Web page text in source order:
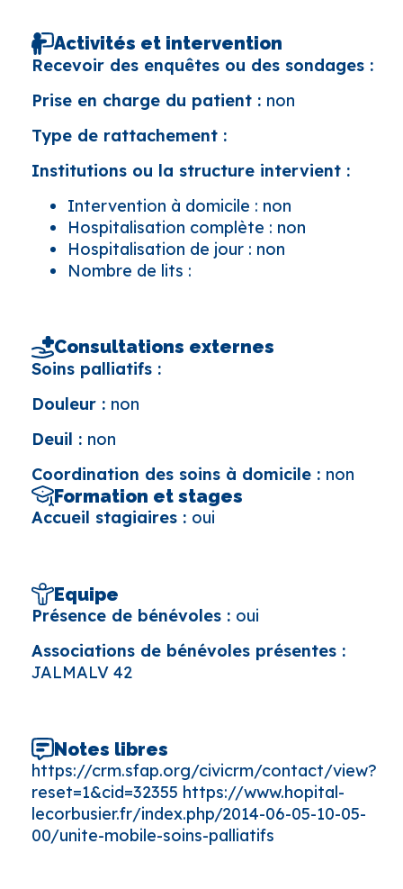
Activités et intervention
Recevoir des enquêtes ou des sondages :
Prise en charge du patient : non
Type de rattachement :
Institutions ou la structure intervient :
Intervention à domicile : non
Hospitalisation complète : non
Hospitalisation de jour : non
Nombre de lits :
Consultations externes
Soins palliatifs :
Douleur : non
Deuil : non
Coordination des soins à domicile : non
Formation et stages
Accueil stagiaires : oui
Equipe
Présence de bénévoles : oui
Associations de bénévoles présentes :
JALMALV 42
Notes libres
https://crm.sfap.org/civicrm/contact/view?
reset=1&cid=32355 https://www.hopital-
lecorbusier.fr/index.php/2014-06-05-10-05-
00/unite-mobile-soins-palliatifs